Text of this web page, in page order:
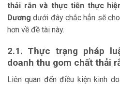
thải rắn và thực tiễn thực
Dươngdưới đây chắc hẳn sẽ
hơn về đề tài này.
2.1. Thực trạng pháp
doanh thu gom chất thải
Liên quan đến điều kiện kinh